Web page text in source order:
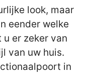
look, maar
eender welke
er zeker van
van uw huis.
in